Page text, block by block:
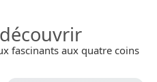
fascinants aux quatre coins